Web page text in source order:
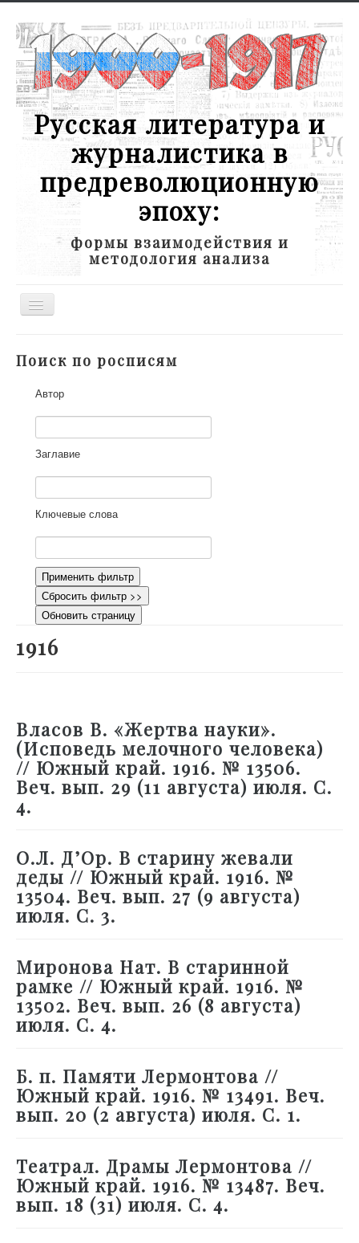
Русская литература и
журналистика в
предреволюционную
эпоху:
формы взаимодействия и
методология анализа
Toggle
Участники
Научная работа
Как работать с сайтом
Контакты
Поиск по росписям
Автор
Заглавие
Ключевые слова
Применить фильтр
Сбросить фильтр >>
Обновить страницу
1916
Власов В. «Жертва науки».
(Исповедь мелочного человека)
// Южный край. 1916. № 13506.
Веч. вып. 29 (11 августа) июля. С.
4.
О.Л. Д’Ор. В старину жевали
деды // Южный край. 1916. №
13504. Веч. вып. 27 (9 августа)
июля. С. 3.
Миронова Нат. В старинной
рамке // Южный край. 1916. №
13502. Веч. вып. 26 (8 августа)
июля. С. 4.
Б. п. Памяти Лермонтова //
Южный край. 1916. № 13491. Веч.
вып. 20 (2 августа) июля. С. 1.
Театрал. Драмы Лермонтова //
Южный край. 1916. № 13487. Веч.
вып. 18 (31) июля. С. 4.